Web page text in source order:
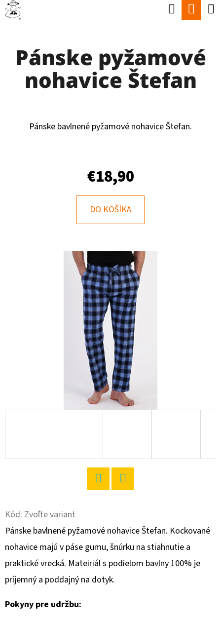
Prejsť
Hľadať
Pánske pyžamové
nohavice Štefan
Pánske bavlnené pyžamové nohavice Štefan.
€18,90
DO KOŠÍKA
Kód: Zvoľte variant
Pánske bavlnené pyžamové nohavice Štefan. Kockované
nohavice majú v páse gumu, šnúrku na stiahnutie a
praktické vrecká. Mateiriál s podielom bavlny 100% je
príjemný a poddajný na dotyk.
Pokyny pre udržbu:
K
O
HĽADAŤ
R
Ú
Č
A
M
E